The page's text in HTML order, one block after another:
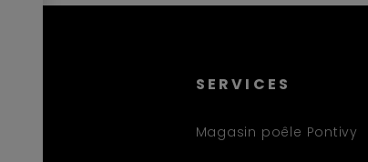
SERVICES
Magasin poêle Pontivy